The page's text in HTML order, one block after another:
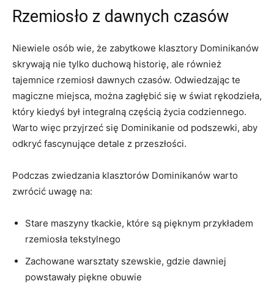
Rzemiosło ⁤z dawnych czasów
Niewiele osób ⁣wie, że‍ zabytkowe klasztory ⁣Dominikanów
skrywają nie tylko duchową historię,​ ale ​również
tajemnice‍ rzemiosł‌ dawnych ​czasów. ‌Odwiedzając te
magiczne miejsca, ⁢można zagłębić⁢ się ⁣w świat ‌rękodzieła,‍
który⁣ kiedyś był ‍integralną częścią życia codziennego.
Warto więc ‍przyjrzeć się Dominikanie ‍od⁢ podszewki, aby
odkryć fascynujące detale z przeszłości.
Podczas zwiedzania klasztorów Dominikanów ⁣warto
zwrócić uwagę na:
Stare maszyny tkackie, które są pięknym przykładem
rzemiosła tekstylnego
Zachowane ⁣warsztaty ⁣szewskie, gdzie dawniej
powstawały piękne‍ obuwie